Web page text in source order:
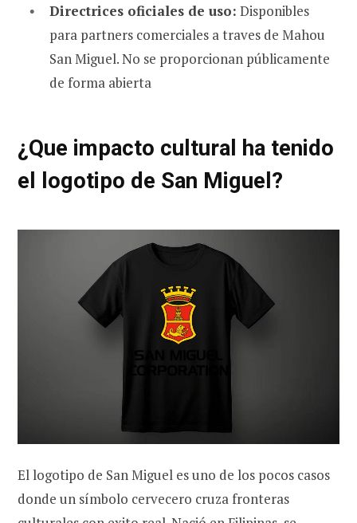
Directrices oficiales de uso: Disponibles
para partners comerciales a traves de Mahou
San Miguel. No se proporcionan públicamente
de forma abierta
¿Que impacto cultural ha tenido
el logotipo de San Miguel?
El logotipo de San Miguel es uno de los pocos casos
donde un símbolo cervecero cruza fronteras